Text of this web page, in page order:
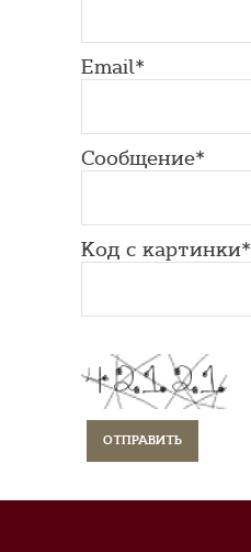
Email*
Сообщение*
Код с картинки*